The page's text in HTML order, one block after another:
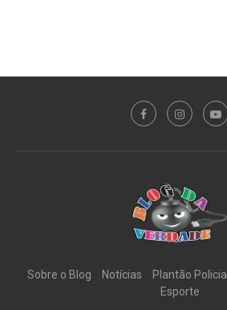
Sobre o Blog Notícias Plantão Policial
Esporte